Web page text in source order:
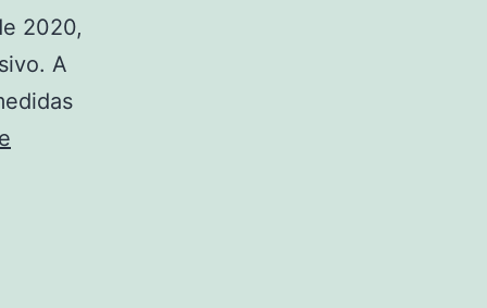
2020,
A